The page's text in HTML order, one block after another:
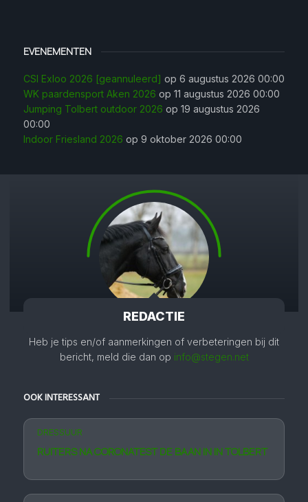
REDACTIE
Heb je tips en/of aanmerkingen of verbeteringen bij dit
bericht, meld die dan op info@stegen.net
OOK INTERESSANT
DRESSUUR
RUITERS NA CORONATEST DE BAAN IN IN TOLBERT
EVENEMENTEN
CSI Exloo 2026 [geannuleerd] op 6 augustus 2026 00:00
WK paardensport Aken 2026 op 11 augustus 2026 00:00
Jumping Tolbert outdoor 2026 op 19 augustus 2026
00:00
Indoor Friesland 2026 op 9 oktober 2026 00:00